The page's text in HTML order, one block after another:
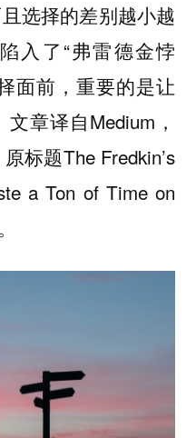
选择的差别越小越
入了“弗雷德金悖
面前，重要的是让
章译自Medium，
标题The Fredkin’s
a Ton of Time on